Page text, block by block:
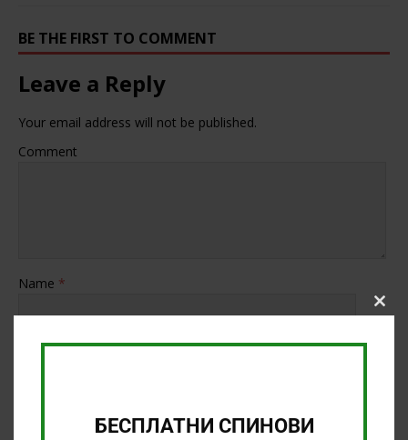
BE THE FIRST TO COMMENT
Leave a Reply
Your email address will not be published.
Comment
Name *
Close
БЕСПЛАТНИ СПИНОВИ